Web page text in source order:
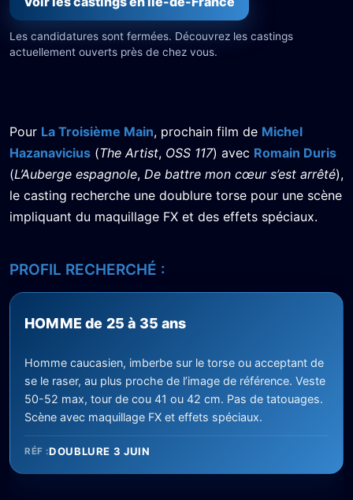
Les candidatures sont fermées. Découvrez les castings
actuellement ouverts près de chez vous.
Pour La Troisième Main, prochain film de Michel
Hazanavicius (The Artist, OSS 117) avec Romain Duris
(L’Auberge espagnole, De battre mon cœur s’est arrêté),
le casting recherche une doublure torse pour une scène
impliquant du maquillage FX et des effets spéciaux.
PROFIL RECHERCHÉ :
HOMME de 25 à 35 ans
Homme caucasien, imberbe sur le torse ou acceptant de
se le raser, au plus proche de l’image de référence. Veste
50-52 max, tour de cou 41 ou 42 cm. Pas de tatouages.
Scène avec maquillage FX et effets spéciaux.
RÉF :DOUBLURE 3 JUIN